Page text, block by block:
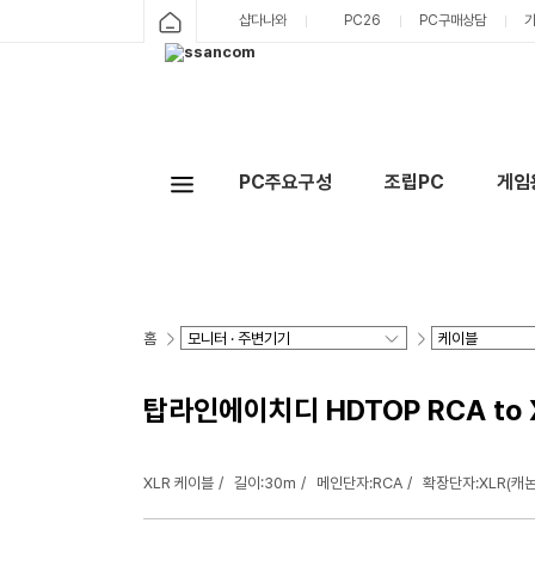
샵다나와 PC26 PC구매상담
PC주요구성 조립PC 게
홈
탑라인에이치디 HDTOP RCA
XLR 케이블 길이:30m 메인단자:RCA 확장단자:XLR(캐